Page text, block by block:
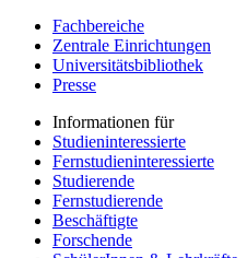
Fachbereiche
Zentrale Einrichtungen
Universitätsbibliothek
Presse
Informationen für
Studieninteressierte
Fernstudieninteressierte
Studierende
Fernstudierende
Beschäftigte
Forschende